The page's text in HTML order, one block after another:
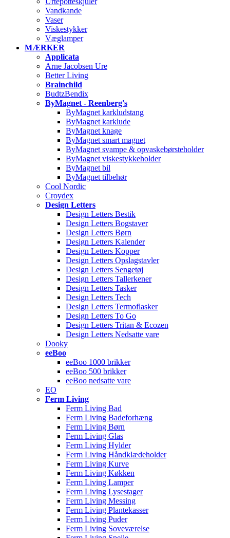
Vandkande
Vaser
Viskestykker
Væglamper
MÆRKER
Applicata
Arne Jacobsen Ure
Better Living
Brainchild
BudtzBendix
ByMagnet - Reenberg's
ByMagnet karkludstang
ByMagnet karklude
ByMagnet knage
ByMagnet smart magnet
ByMagnet svampe & opvaskebørsteholder
ByMagnet viskestykkeholder
ByMagnet bil
ByMagnet tilbehør
Cool Nordic
Croydex
Design Letters
Design Letters Bestik
Design Letters Bogstaver
Design Letters Børn
Design Letters Kalender
Design Letters Kopper
Design Letters Opslagstavler
Design Letters Sengetøj
Design Letters Tallerkener
Design Letters Tasker
Design Letters Tech
Design Letters Termoflasker
Design Letters To Go
Design Letters Tritan & Ecozen
Design Letters Nedsatte vare
Dooky
eeBoo
eeBoo 1000 brikker
eeBoo 500 brikker
eeBoo nedsatte vare
EO
Ferm Living
Ferm Living Bad
Ferm Living Badeforhæng
Ferm Living Børn
Ferm Living Glas
Ferm Living Hylder
Ferm Living Håndklædeholder
Ferm Living Kurve
Ferm Living Køkken
Ferm Living Lamper
Ferm Living Lysestager
Ferm Living Messing
Ferm Living Plantekasser
Ferm Living Puder
Ferm Living Soveværelse